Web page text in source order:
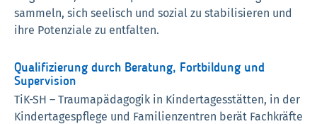
sammeln, sich seelisch und sozial zu stabilisieren und
ihre Potenziale zu entfalten.
Qualifizierung durch Beratung, Fortbildung und
Supervision
TiK-SH – Traumapädagogik in Kindertagesstätten, in der
Kindertagespflege und Familienzentren berät Fachkräfte